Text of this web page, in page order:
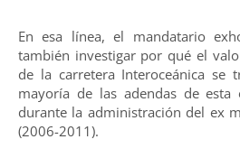
En esa línea, el mandatario
también investigar por qué el
de la carretera Interoceánica se
mayoría de las adendas de
durante la administración del ex
(2006-2011).